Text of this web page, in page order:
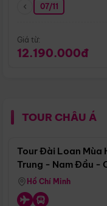
07/11
Giá từ:
12.190.000đ
TOUR CHÂU Á
Tour Đài Loan Mùa
Trung - Nam Đầu -
Hồ Chí Minh